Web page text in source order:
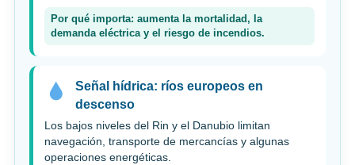
Por qué importa: aumenta la mortalidad, la
demanda eléctrica y el riesgo de incendios.
Señal hídrica: ríos europeos en
descenso
Los bajos niveles del Rin y el Danubio limitan
navegación, transporte de mercancías y algunas
operaciones energéticas.